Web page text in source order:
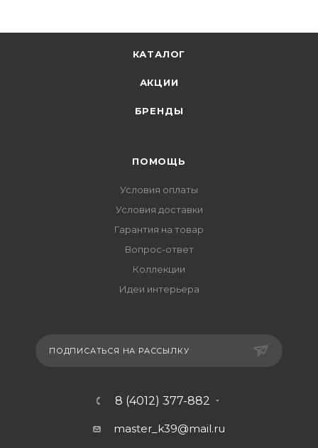
КАТАЛОГ
АКЦИИ
БРЕНДЫ
ПОМОЩЬ
Условия оплаты
Условия доставки
Гарантия на товар
Вопрос-ответ
Коллекции
Идеи интерьера
ПОДПИСАТЬСЯ НА РАССЫЛКУ
8 (4012) 377-882
master_k39@mail.ru